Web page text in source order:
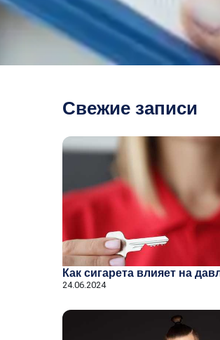
Свежие записи
Как сигарета влияет на
24.06.2024